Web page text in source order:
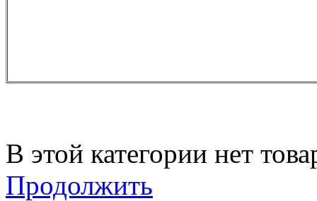
В этой категории нет
Продолжить